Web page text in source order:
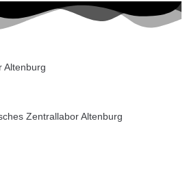
Altenburg
Zentrallabor Altenburg